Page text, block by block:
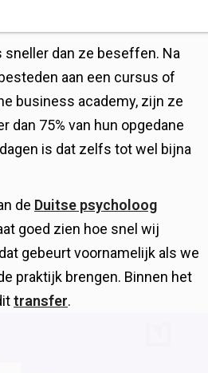
dan ze beseffen. Na
aan een cursus of
business academy, zijn ze
dan 75% van hun opgedane
is dat zelfs tot wel bijna
de Duitse psycholoog
goed zien hoe snel wij
gebeurt voornamelijk als we
praktijk brengen. Binnen het
transfer.